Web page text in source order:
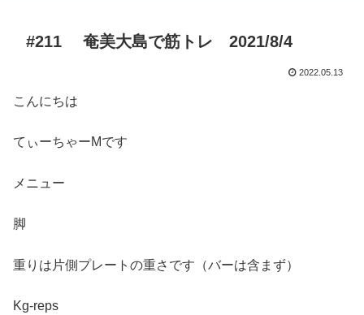
#211 奄美大島で筋トレ 2021/8/4
2022.05.13
こんにちは
てぃーちゃーMです
メニュー
脚
重りは片側プレートの重さです（バーは含まず）
Kg-reps